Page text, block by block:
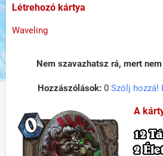
Létrehozó kártya
Waveling
Nem szavazhatsz rá, mert
Hozzászólások:0 Szólj hozzá!
A
12
2